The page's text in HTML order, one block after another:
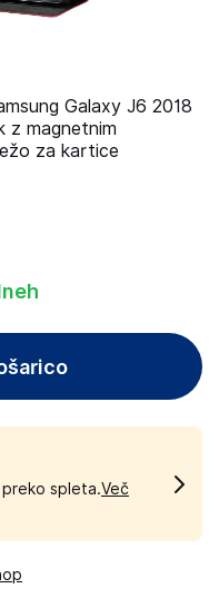
Galaxy J6 2018
z magnetnim
za kartice
preko spleta.Več